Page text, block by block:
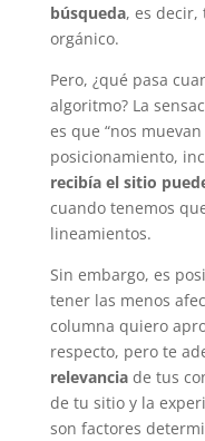
búsqueda, es decir,
orgánico.
Pero, ¿qué pasa
algoritmo? La
es que “nos
posicionamiento,
recibía el sitio
cuando tenemos
lineamientos.
Sin embargo, es
tener las menos
columna quiero
respecto, pero te
relevanciade tus
de tu sitio y la
son factores